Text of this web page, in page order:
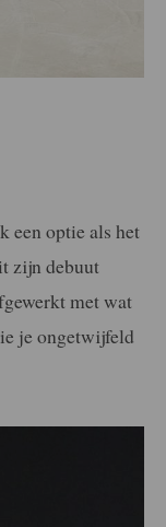
een optie als het
zijn debuut
met wat
je ongetwijfeld